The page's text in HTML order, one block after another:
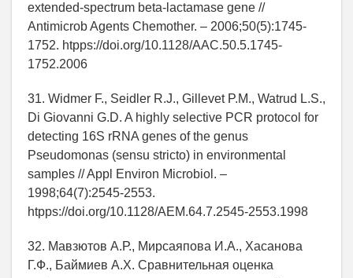
extended-spectrum beta-lactamase gene //
Antimicrob Agents Chemother. – 2006;50(5):1745-
1752. htpps://doi.org/10.1128/AAC.50.5.1745-
1752.2006
31. Widmer F., Seidler R.J., Gillevet P.M., Watrud L.S.,
Di Giovanni G.D. A highly selective PCR protocol for
detecting 16S rRNA genes of the genus
Pseudomonas (sensu stricto) in environmental
samples // Appl Environ Microbiol. –
1998;64(7):2545-2553.
htpps://doi.org/10.1128/AEM.64.7.2545-2553.1998
32. Мавзютов А.Р., Мирсаяпова И.А., Хасанова
Г.Ф., Баймиев А.Х. Сравнительная оценка